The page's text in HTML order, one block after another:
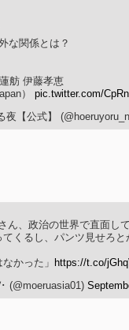
な関係とは？
舫 伊藤孝恵
）pic.twitter.com/
【公式】
さん、政治の世界で直面し
くるし、パンツ見せろと
かった」 https://t.co/
(@moeruasia01)